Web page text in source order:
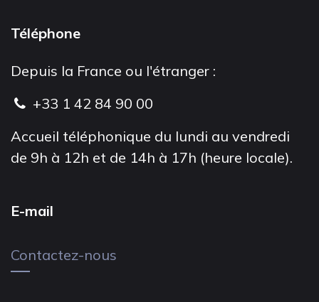
Téléphone
Depuis la France ou l'étranger :
+33 1 42 84 90 00
Accueil téléphonique du lundi au vendredi
de 9h à 12h et de 14h à 17h (heure locale).
E-mail
Contactez-nous